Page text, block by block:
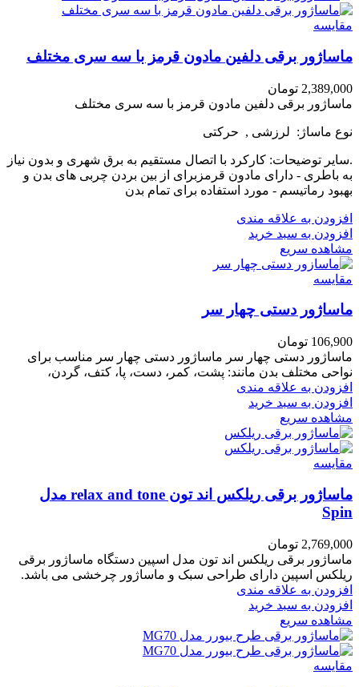
مقایسه
ماساژور برقی دلفین مادون قرمز با سه سری مختلف
2,389,000 تومان
ماساژور برقی دلفین مادون قرمز با سه سری مختلف
نوع ماساژ: لرزشی , حرکتی
.سایر توضیحات: کارکرد با اتصال مستقیم به برق شهری و بدون نیاز
به باطری - دارای مادون قرمزبرای از بین بردن چربی های بدن و
بهبود رماتیسم - مورد استفاده برای تمام بدن
افزودن به علاقه مندی
افزودن به سبد خرید
مشاهده سریع
مقایسه
ماساژور دستی چهار سر
106,900 تومان
ماساژور دستی چهار سر ماساژور دستی چهار سر مناسب برای
نواحی مختلف بدن مانند: پشت، کمر، دست، پا، کتف، گردن،
افزودن به علاقه مندی
افزودن به سبد خرید
مشاهده سریع
مقایسه
ماساژور برقی ریلکس اند تون relax and tone مدل
Spin
2,769,000 تومان
ماساژور برقی ریلکس اند تون مدل اسپین دستگاه ماساژور برقی
ریلکس اسپین دارای طراحی سبک و ماساژور چرخشی می باشد.
افزودن به علاقه مندی
افزودن به سبد خرید
مشاهده سریع
مقایسه